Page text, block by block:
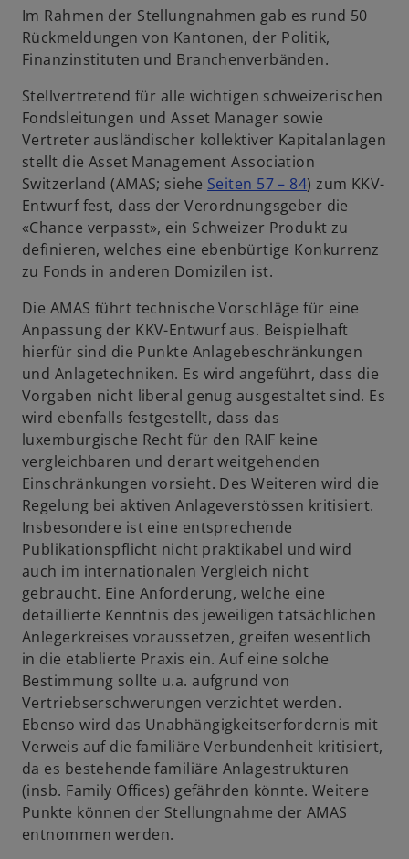
s
t
e
r
k
a
r
t
e
g
e
f
n
e
t
i
n
e
n
e
u
e
n
R
e
g
i
t
e
r
k
a
r
t
e
g
e
ö
f
f
n
e
t
Im Rahmen der Stellungnahmen gab es rund 50
Rückmeldungen von Kantonen, der Politik,
Finanzinstituten und Branchenverbänden.
Stellvertretend für alle wichtigen schweizerischen
Fondsleitungen und Asset Manager sowie
Vertreter ausländischer kollektiver Kapitalanlagen
stellt die Asset Management Association
Switzerland (AMAS; siehe Seiten 57 – 84w
i
r
d
e
i
n
e
r
e
u
e
n
e
g
i
s
t
e
k
a
r
t
e
g
) zum KKV-
Entwurf fest, dass der Verordnungsgeber die
«Chance verpasst», ein Schweizer Produkt zu
definieren, welches eine ebenbürtige Konkurrenz
zu Fonds in anderen Domizilen ist.
Die AMAS führt technische Vorschläge für eine
Anpassung der KKV-Entwurf aus. Beispielhaft
hierfür sind die Punkte Anlagebeschränkungen
und Anlagetechniken. Es wird angeführt, dass die
Vorgaben nicht liberal genug ausgestaltet sind. Es
wird ebenfalls festgestellt, dass das
luxemburgische Recht für den RAIF keine
vergleichbaren und derart weitgehenden
Einschränkungen vorsieht. Des Weiteren wird die
Regelung bei aktiven Anlageverstössen kritisiert.
Insbesondere ist eine entsprechende
Publikationspflicht nicht praktikabel und wird
auch im internationalen Vergleich nicht
gebraucht. Eine Anforderung, welche eine
detaillierte Kenntnis des jeweiligen tatsächlichen
Anlegerkreises voraussetzen, greifen wesentlich
in die etablierte Praxis ein. Auf eine solche
Bestimmung sollte u.a. aufgrund von
Vertriebserschwerungen verzichtet werden.
Ebenso wird das Unabhängigkeitserfordernis mit
Verweis auf die familiäre Verbundenheit kritisiert,
da es bestehende familiäre Anlagestrukturen
(insb. Family Offices) gefährden könnte. Weitere
Punkte können der Stellungnahme der AMAS
entnommen werden.